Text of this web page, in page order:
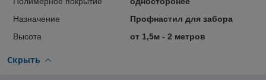
Назначение
Профнастил для забора
Высота
от 1,5м - 2 метров
Скрыть